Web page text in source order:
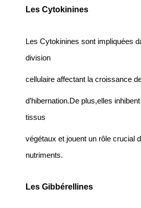
Les Cytokinines
Les Cytokinines sont impliquées
division
cellulaire affectant la croissance
d’hibernation.De plus,elles
tissus
végétaux et jouent un rôle crucial
nutriments.
Les Gibbérellines